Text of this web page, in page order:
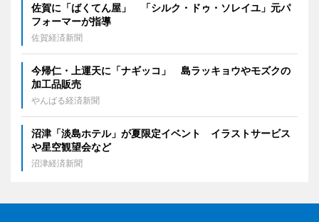
佐賀に「ばくてん屋」 「シルク・ドゥ・ソレイユ」元パ
フォーマーが指導
佐賀経済新聞
今帰仁・上運天に「ナギッコ」 島ラッキョウやモズクの
加工品販売
やんばる経済新聞
沼津「淡島ホテル」が夏限定イベント イラストサービス
や星空観望会など
沼津経済新聞